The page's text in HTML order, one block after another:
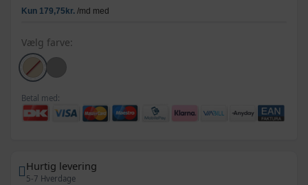
Vælg farve:
Betal med:
Hurtig levering
5-7 Hverdage